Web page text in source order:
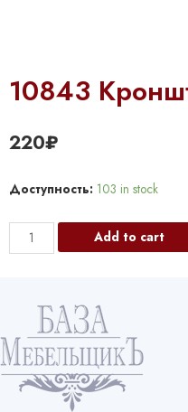
10843
220₽
Доступность: 103 in stock
10843
Кронштейн
Add to cart